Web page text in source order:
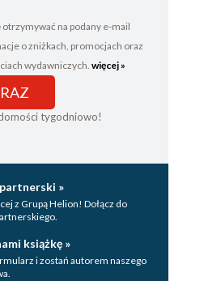
otrzymywać na podany e-mail
o zniżkach, promocjach oraz
wydawniczych. więcej »
tygodniowo!
»
z Grupą Helion! Dołącz do
książkę »
i zostań autorem naszego